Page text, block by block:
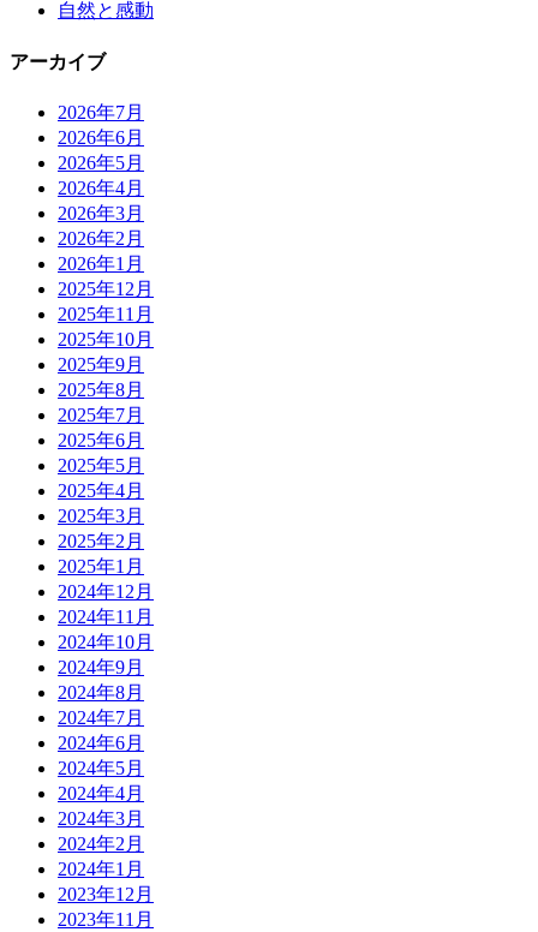
自然と感動
アーカイブ
2026年7月
2026年6月
2026年5月
2026年4月
2026年3月
2026年2月
2026年1月
2025年12月
2025年11月
2025年10月
2025年9月
2025年8月
2025年7月
2025年6月
2025年5月
2025年4月
2025年3月
2025年2月
2025年1月
2024年12月
2024年11月
2024年10月
2024年9月
2024年8月
2024年7月
2024年6月
2024年5月
2024年4月
2024年3月
2024年2月
2024年1月
2023年12月
2023年11月